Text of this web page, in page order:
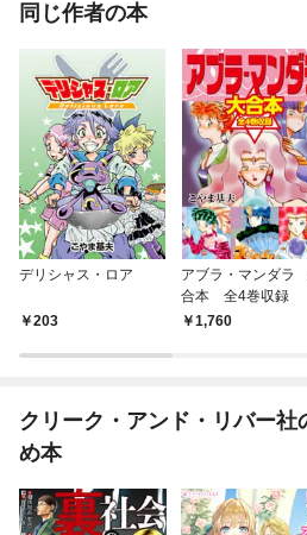
同じ作者の本
デリシャス・ロア
203
アブラ・マンダラ
合本 全4巻収録
1,760
クリーク・アンド・リバー社
め本